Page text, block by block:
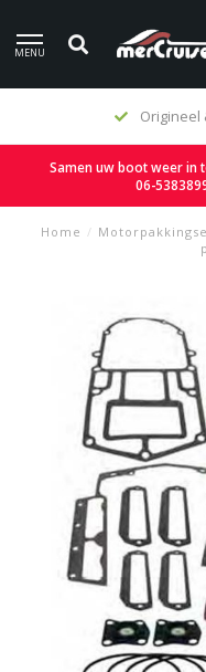
MENU
Origineel
Samen uw boot weer in
06-
Home /